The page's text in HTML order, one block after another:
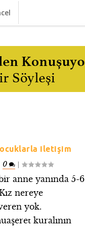
iletişim
0 |
anne yanında 5-6
nereye
yok.
kuralının